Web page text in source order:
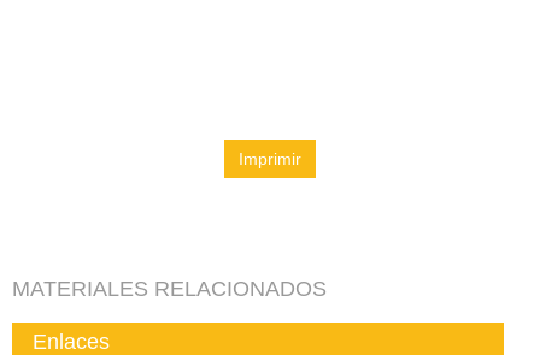
Imprimir
MATERIALES RELACIONADOS
Enlaces